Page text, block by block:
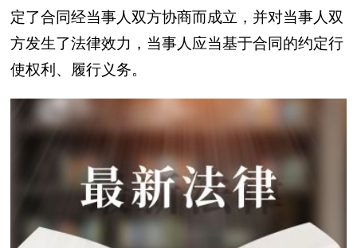
定了合同经当事人双方协商而成立，并对当事人双
方发生了法律效力，当事人应当基于合同的约定行
使权利、履行义务。